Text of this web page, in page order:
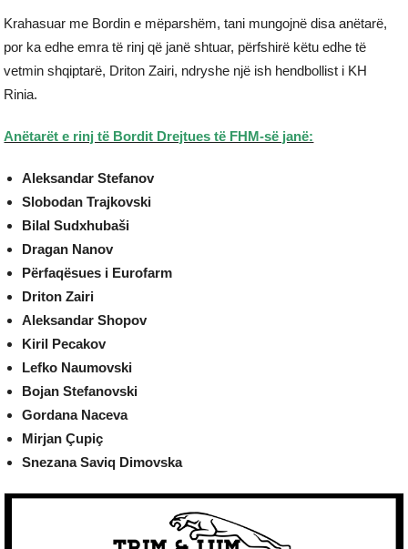
Krahasuar me Bordin e mëparshëm, tani mungojnë disa anëtarë,
por ka edhe emra të rinj që janë shtuar, përfshirë këtu edhe të
vetmin shqiptarë, Driton Zairi, ndryshe një ish hendbollist i KH
Rinia.
Anëtarët e rinj të Bordit Drejtues të FHM-së janë:
Aleksandar Stefanov
Slobodan Trajkovski
Bilal Sudxhubaši
Dragan Nanov
Përfaqësues i Eurofarm
Driton Zairi
Aleksandar Shopov
Kiril Pecakov
Lefko Naumovski
Bojan Stefanovski
Gordana Naceva
Mirjan Çupiç
Snezana Saviq Dimovska